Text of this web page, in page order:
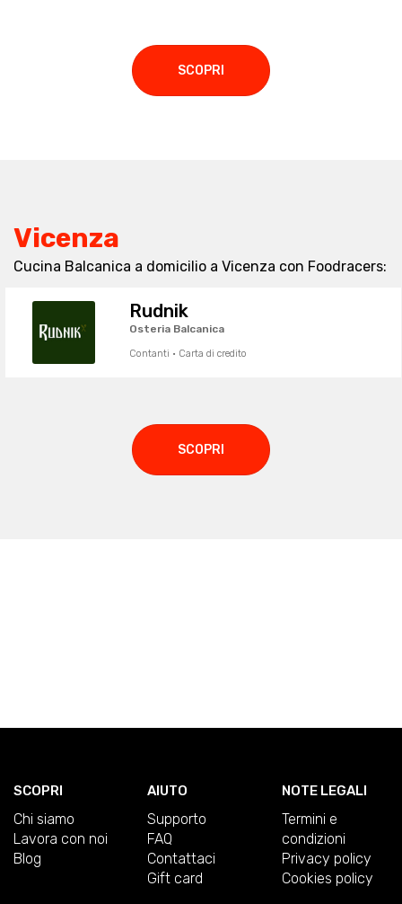
SCOPRI
Vicenza
Cucina Balcanica a domicilio a Vicenza con Foodracers:
Rudnik
Osteria Balcanica
Contanti · Carta di credito
SCOPRI
SCOPRI
Chi siamo
Lavora con noi
Blog
AIUTO
Supporto
FAQ
Contattaci
Gift card
NOTE LEGALI
Termini e
condizioni
Privacy policy
Cookies policy